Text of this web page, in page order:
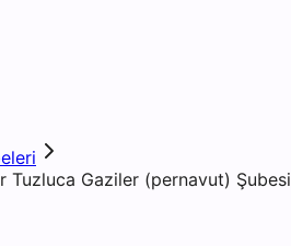
Tuzluca Gaziler (pernavut) Şubesi